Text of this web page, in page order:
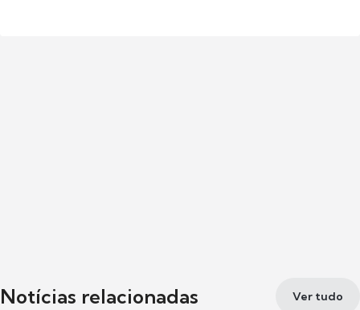
Notícias relacionadas Ver tudo